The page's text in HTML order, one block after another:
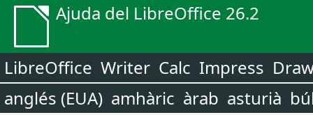
Ajuda del LibreOffice 26.2
LibreOffice Writer Calc Impress
anglés (EUA) amhàric àrab asturià